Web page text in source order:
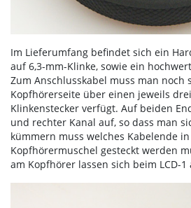
Im Lieferumfang befindet sich ein
auf 6,3-mm-Klinke, sowie ein
Zum Anschlusskabel muss man noch
Kopfhörerseite über einen jeweils
Klinkenstecker verfügt. Auf beiden
und rechter Kanal auf, so dass man
kümmern muss welches Kabelende
Kopfhörermuschel gesteckt werden
am Kopfhörer lassen sich beim LCD-